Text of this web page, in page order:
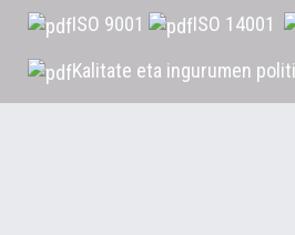
ISO 9001
ISO 14001
Kalitate eta ingurumen